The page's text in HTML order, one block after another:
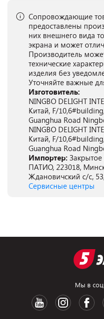
Сопровождающие
предоставлены
них внешнего вида
экрана и может
Производитель
технические
изделия без
Уточняйте важные
Изготовитель:
NINGBO DELIGHT
Китай, F/
Guanghua Road
NINGBO DELIGHT
Китай, F/
Guanghua Road
Импортер:
ПАТИО, 223018,
Ждановичский с/с,
Сервисные центры
Мы в